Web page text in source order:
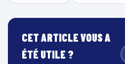
CET ARTICLE VOUS A
ÉTÉ UTILE ?